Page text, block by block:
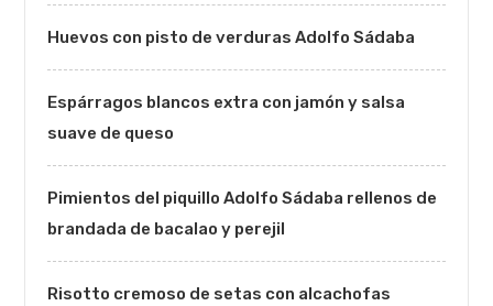
Huevos con pisto de verduras Adolfo Sádaba
Espárragos blancos extra con jamón y salsa
suave de queso
Pimientos del piquillo Adolfo Sádaba rellenos de
brandada de bacalao y perejil
Risotto cremoso de setas con alcachofas